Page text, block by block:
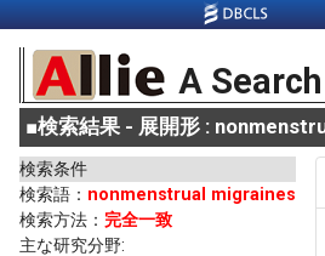
A
■検索結果 - 展開形 :
検索条件
検索語： nonmenstrual migraines
検索方法： 完全一致
主な研究分野: